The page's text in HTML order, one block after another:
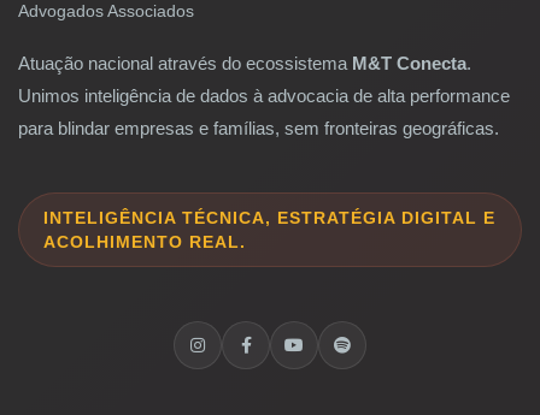
Advogados Associados
Atuação nacional através do ecossistema M&T Conecta.
Unimos inteligência de dados à advocacia de alta performance
para blindar empresas e famílias, sem fronteiras geográficas.
INTELIGÊNCIA TÉCNICA, ESTRATÉGIA DIGITAL E
ACOLHIMENTO REAL.